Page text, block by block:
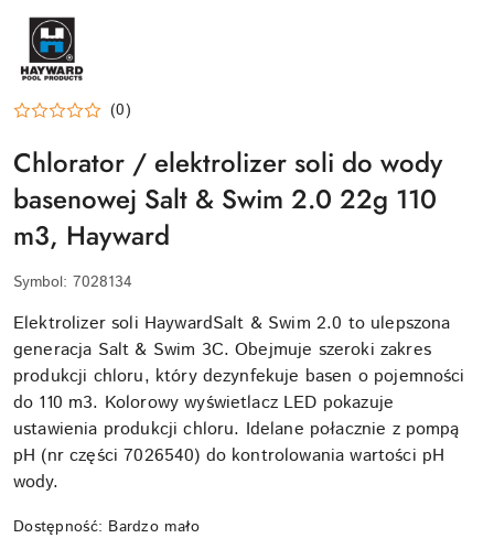
HAYWARD-
LOGO
(0)
Chlorator / elektrolizer soli do wody
basenowej Salt & Swim 2.0 22g 110
m3, Hayward
Symbol: 7028134
Elektrolizer soli HaywardSalt & Swim 2.0 to ulepszona
generacja Salt & Swim 3C. Obejmuje szeroki zakres
produkcji chloru, który dezynfekuje basen o pojemności
do 110 m3. Kolorowy wyświetlacz LED pokazuje
ustawienia produkcji chloru. Idelane połacznie z pompą
pH (nr części 7026540) do kontrolowania wartości pH
wody.
Dostępność: Bardzo mało